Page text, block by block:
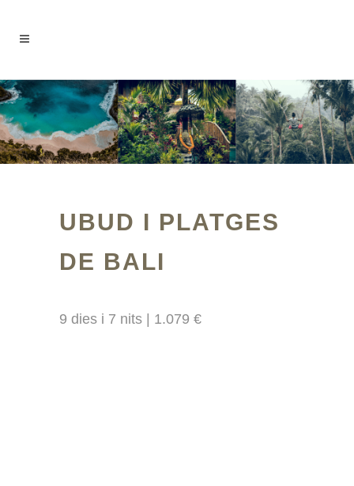
UBUD I PLATGES
DE BALI
9 dies i 7 nits | 1.079 €